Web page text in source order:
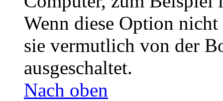
Wenn diese Option
sie vermutlich von der
ausgeschaltet.
Nach oben